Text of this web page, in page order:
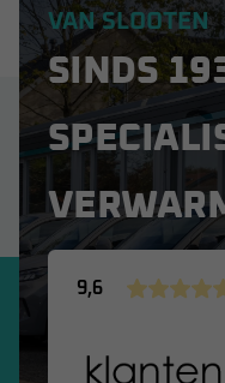
VAN SLOOTEN
SINDS
9,6